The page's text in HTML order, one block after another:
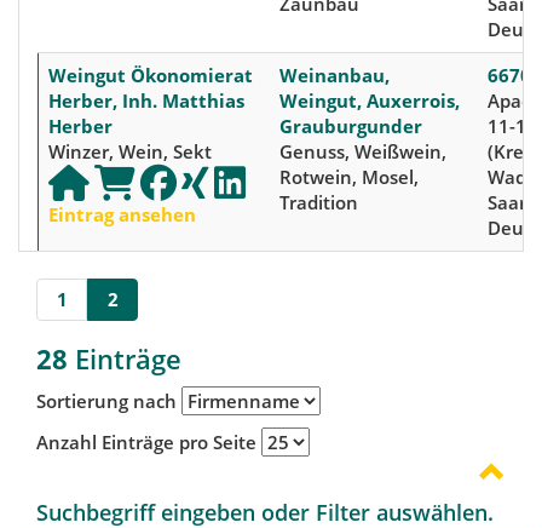
Weingut Ökonomierat
Herber, Inh. Matthias
Herber
Winzer, Wein, Sekt
Eintrag ansehen
Weinanbau,
Weingut, Auxerrois,
Grauburgunder
Genuss, Weißwein,
Rotwein, Mosel,
Tradition
11-17
1 2
28 Einträge
Sortierung nach
Anzahl Einträge pro Seite
Suchbegriff eingeben oder Filter auswählen.